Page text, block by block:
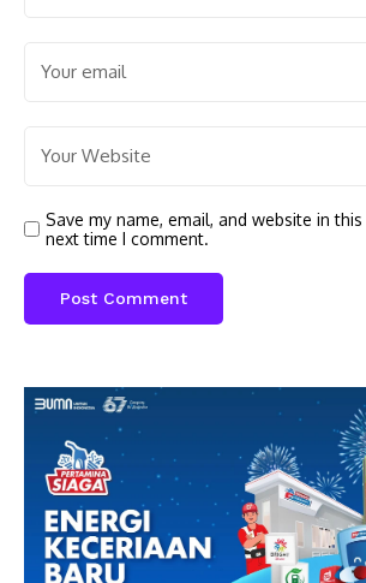
Save my name, email, and website in
next time I comment.